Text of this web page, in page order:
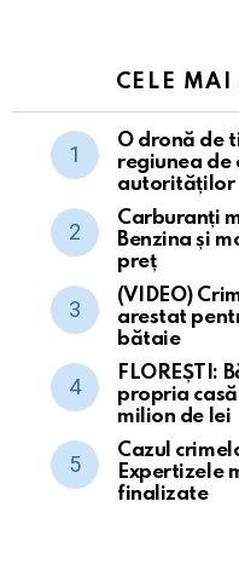
CELE MAI
O dronă de
regiunea de
autorităților
Carburanți
Benzina și
preț
(VIDEO)
arestat
bătaie
FLOREȘTI:
propria
milion de lei
Cazul
Expertizele
finalizate